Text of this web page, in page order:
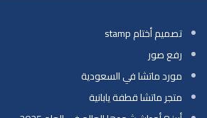
تصميم أختام stamp
رفع صور
مورد ماتشا في السعودية
متجر ماتشا قطفة يابانية